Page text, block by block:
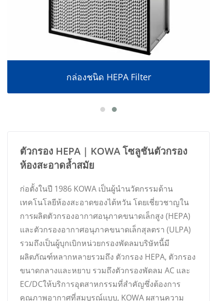
กล่องชนิด HEPA Filter
ตัวกรอง HEPA | KOWA โซลูชันตัวกรอง
ห้องสะอาดล้ำสมัย
ก่อตั้งในปี 1986 KOWA เป็นผู้นำนวัตกรรมด้าน
เทคโนโลยีห้องสะอาดของไต้หวัน โดยเชี่ยวชาญใน
การผลิตตัวกรองอากาศอนุภาคขนาดเล็กสูง (HEPA)
และตัวกรองอากาศอนุภาคขนาดเล็กสุลตรา (ULPA)
รวมถึงเป็นผู้บุกเบิกหน่วยกรองพัดลมบริษัทนี้มี
ผลิตภัณฑ์หลากหลายรวมถึง ตัวกรอง HEPA, ตัวกรอง
ขนาดกลางและหยาบ รวมถึงตัวกรองพัดลม AC และ
EC/DCให้บริการอุตสาหกรรมที่สำคัญซึ่งต้องการ
คุณภาพอากาศที่สมบูรณ์แบบ, KOWA ผสานความ